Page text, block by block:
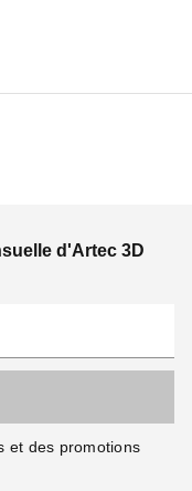
d'Artec 3D
et des promotions